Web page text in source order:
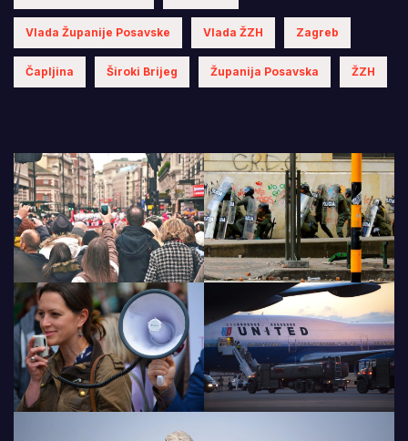
Vlada Županije Posavske Vlada ŽZH Zagreb
Čapljina Široki Brijeg Županija Posavska ŽZH